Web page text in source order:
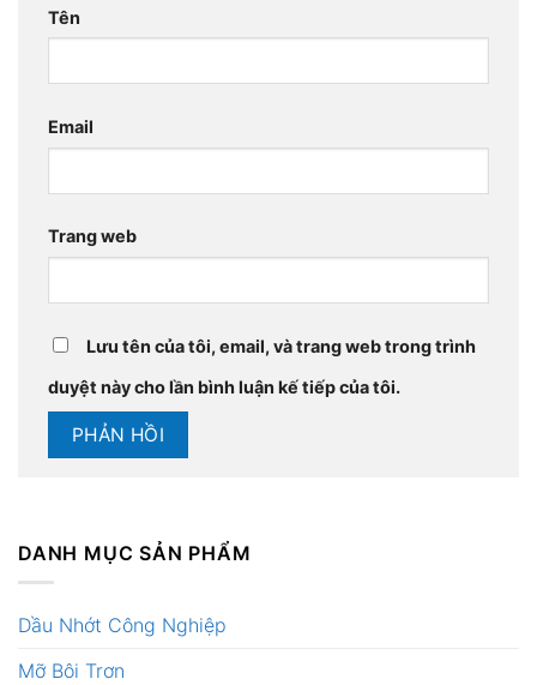
Tên
Email
Trang web
Lưu tên của tôi, email, và trang web trong trình
duyệt này cho lần bình luận kế tiếp của tôi.
DANH MỤC SẢN PHẨM
Dầu Nhớt Công Nghiệp
Mỡ Bôi Trơn